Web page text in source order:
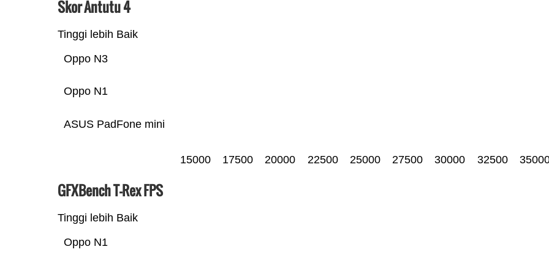
Skor Antutu 4
Tinggi lebih Baik
ASUS PadFone mini
Oppo N1
Oppo N3
15000 17500 20000 22500 25000 27500 30000 32500
GFXBench T-Rex FPS
Tinggi lebih Baik
Oppo N1